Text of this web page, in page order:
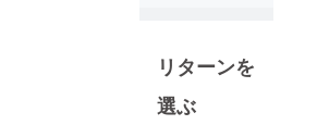
をホームに
全国で活動
していく
リターンを
選ぶ